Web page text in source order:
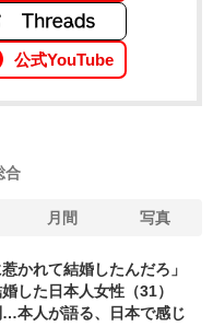
公式YouTube
合
月間 写真
かれて結婚したんだろ」
した日本人女性（31）
…本人が語る、日本で感じ